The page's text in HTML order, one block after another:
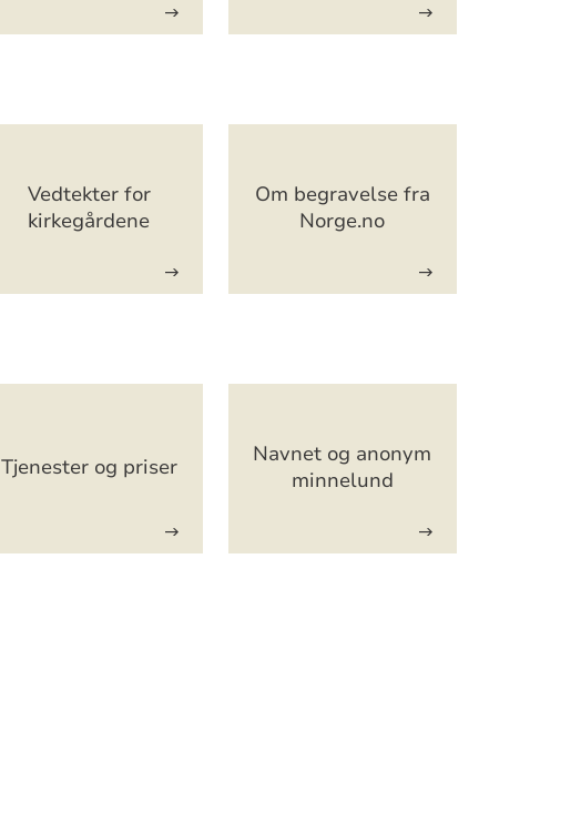
Vedtekter for
kirkegårdene
Om begravelse fra
Norge.no
Tjenester og priser
Navnet og anonym
minnelund